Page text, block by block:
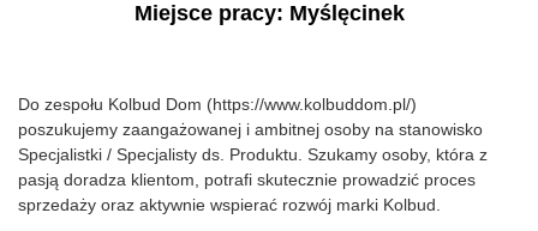
Miejsce pracy: Myślęcinek
Do zespołu Kolbud Dom (https://www.kolbuddom.pl/)
poszukujemy zaangażowanej i ambitnej osoby na stanowisko
Specjalistki / Specjalisty ds. Produktu. Szukamy osoby, która z
pasją doradza klientom, potrafi skutecznie prowadzić proces
sprzedaży oraz aktywnie wspierać rozwój marki Kolbud.